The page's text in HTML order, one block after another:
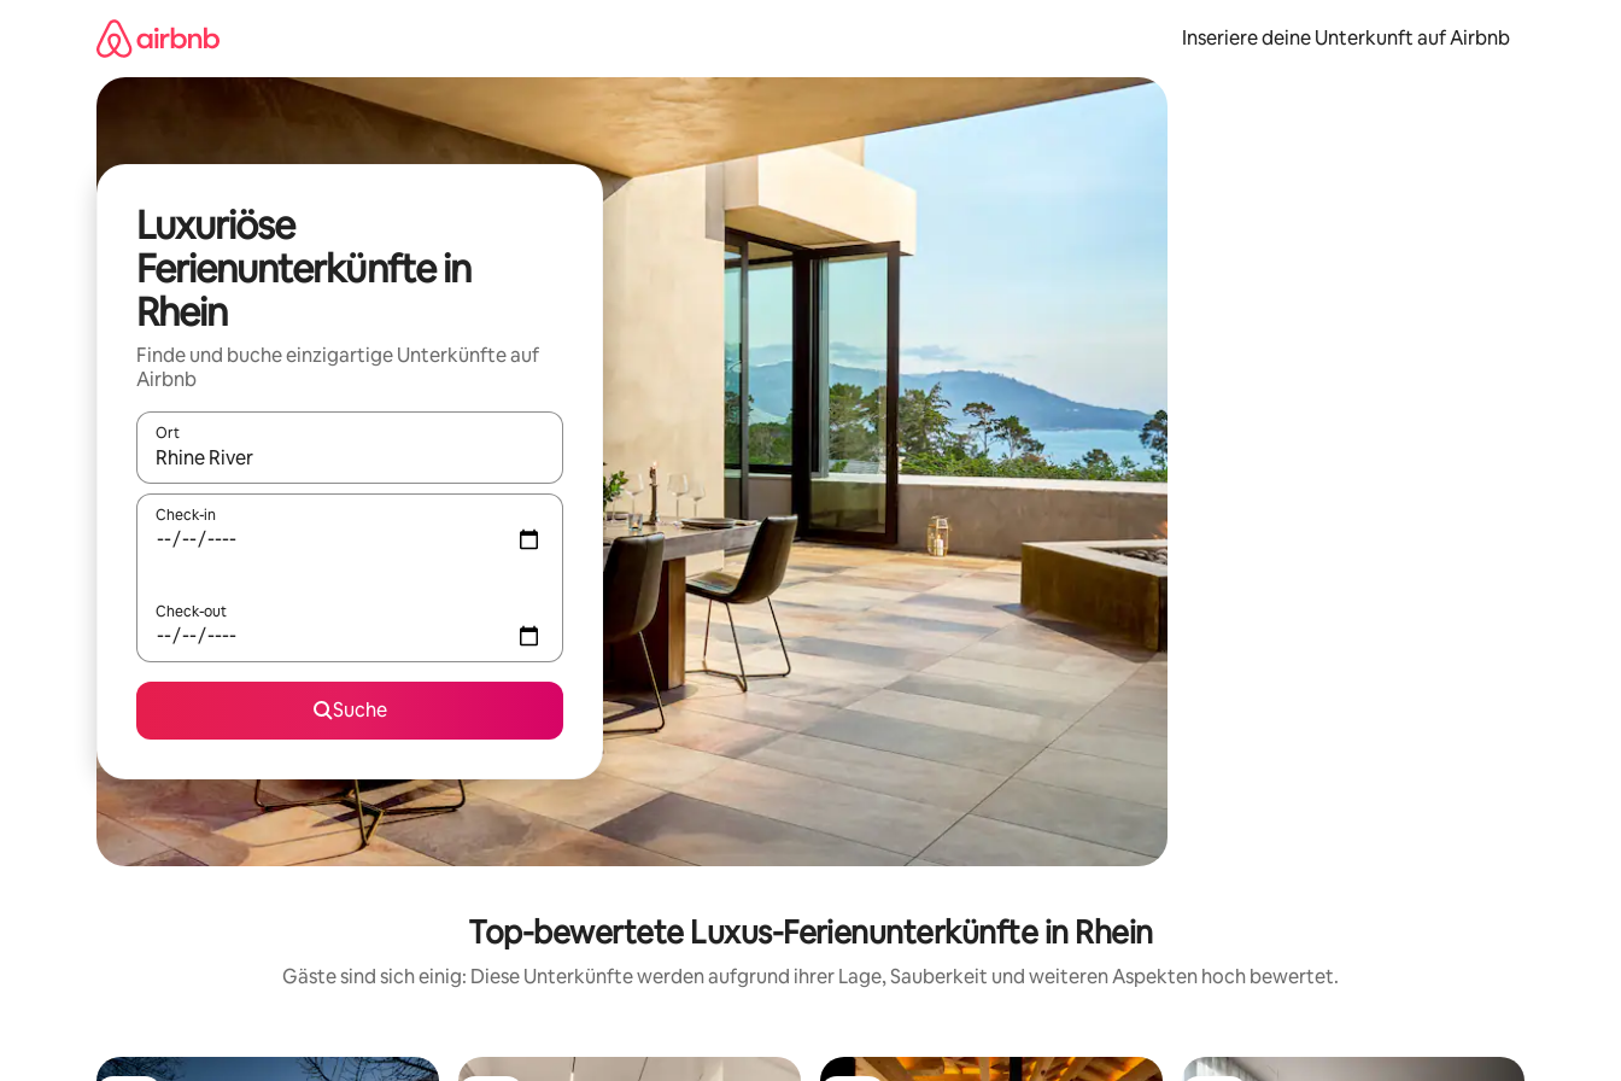
Inseriere deine Unterkunft auf Airbnb
Luxuriöse
Ferienunterkünfte in
Rhein
Finde und buche einzigartige Unterkünfte auf
Airbnb
Ort
Wenn Ergebnisse verfügbar sind, navigiere mit den Pfeiltasten nach oben und unten oder erkunde die Ergebnisse durch Berühren oder Wischgesten.
Check-in
Check-out
Suche
Top-bewertete Luxus-Ferienunterkünfte in Rhein
Gäste sind sich einig: Diese Unterkünfte werden aufgrund ihrer Lage, Sauberkeit und weiteren Aspekten hoch bewertet.